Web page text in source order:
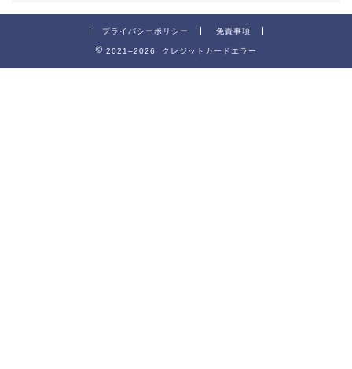
プライバシーポリシー 免責事項
2021–2026 クレジットカードエラー